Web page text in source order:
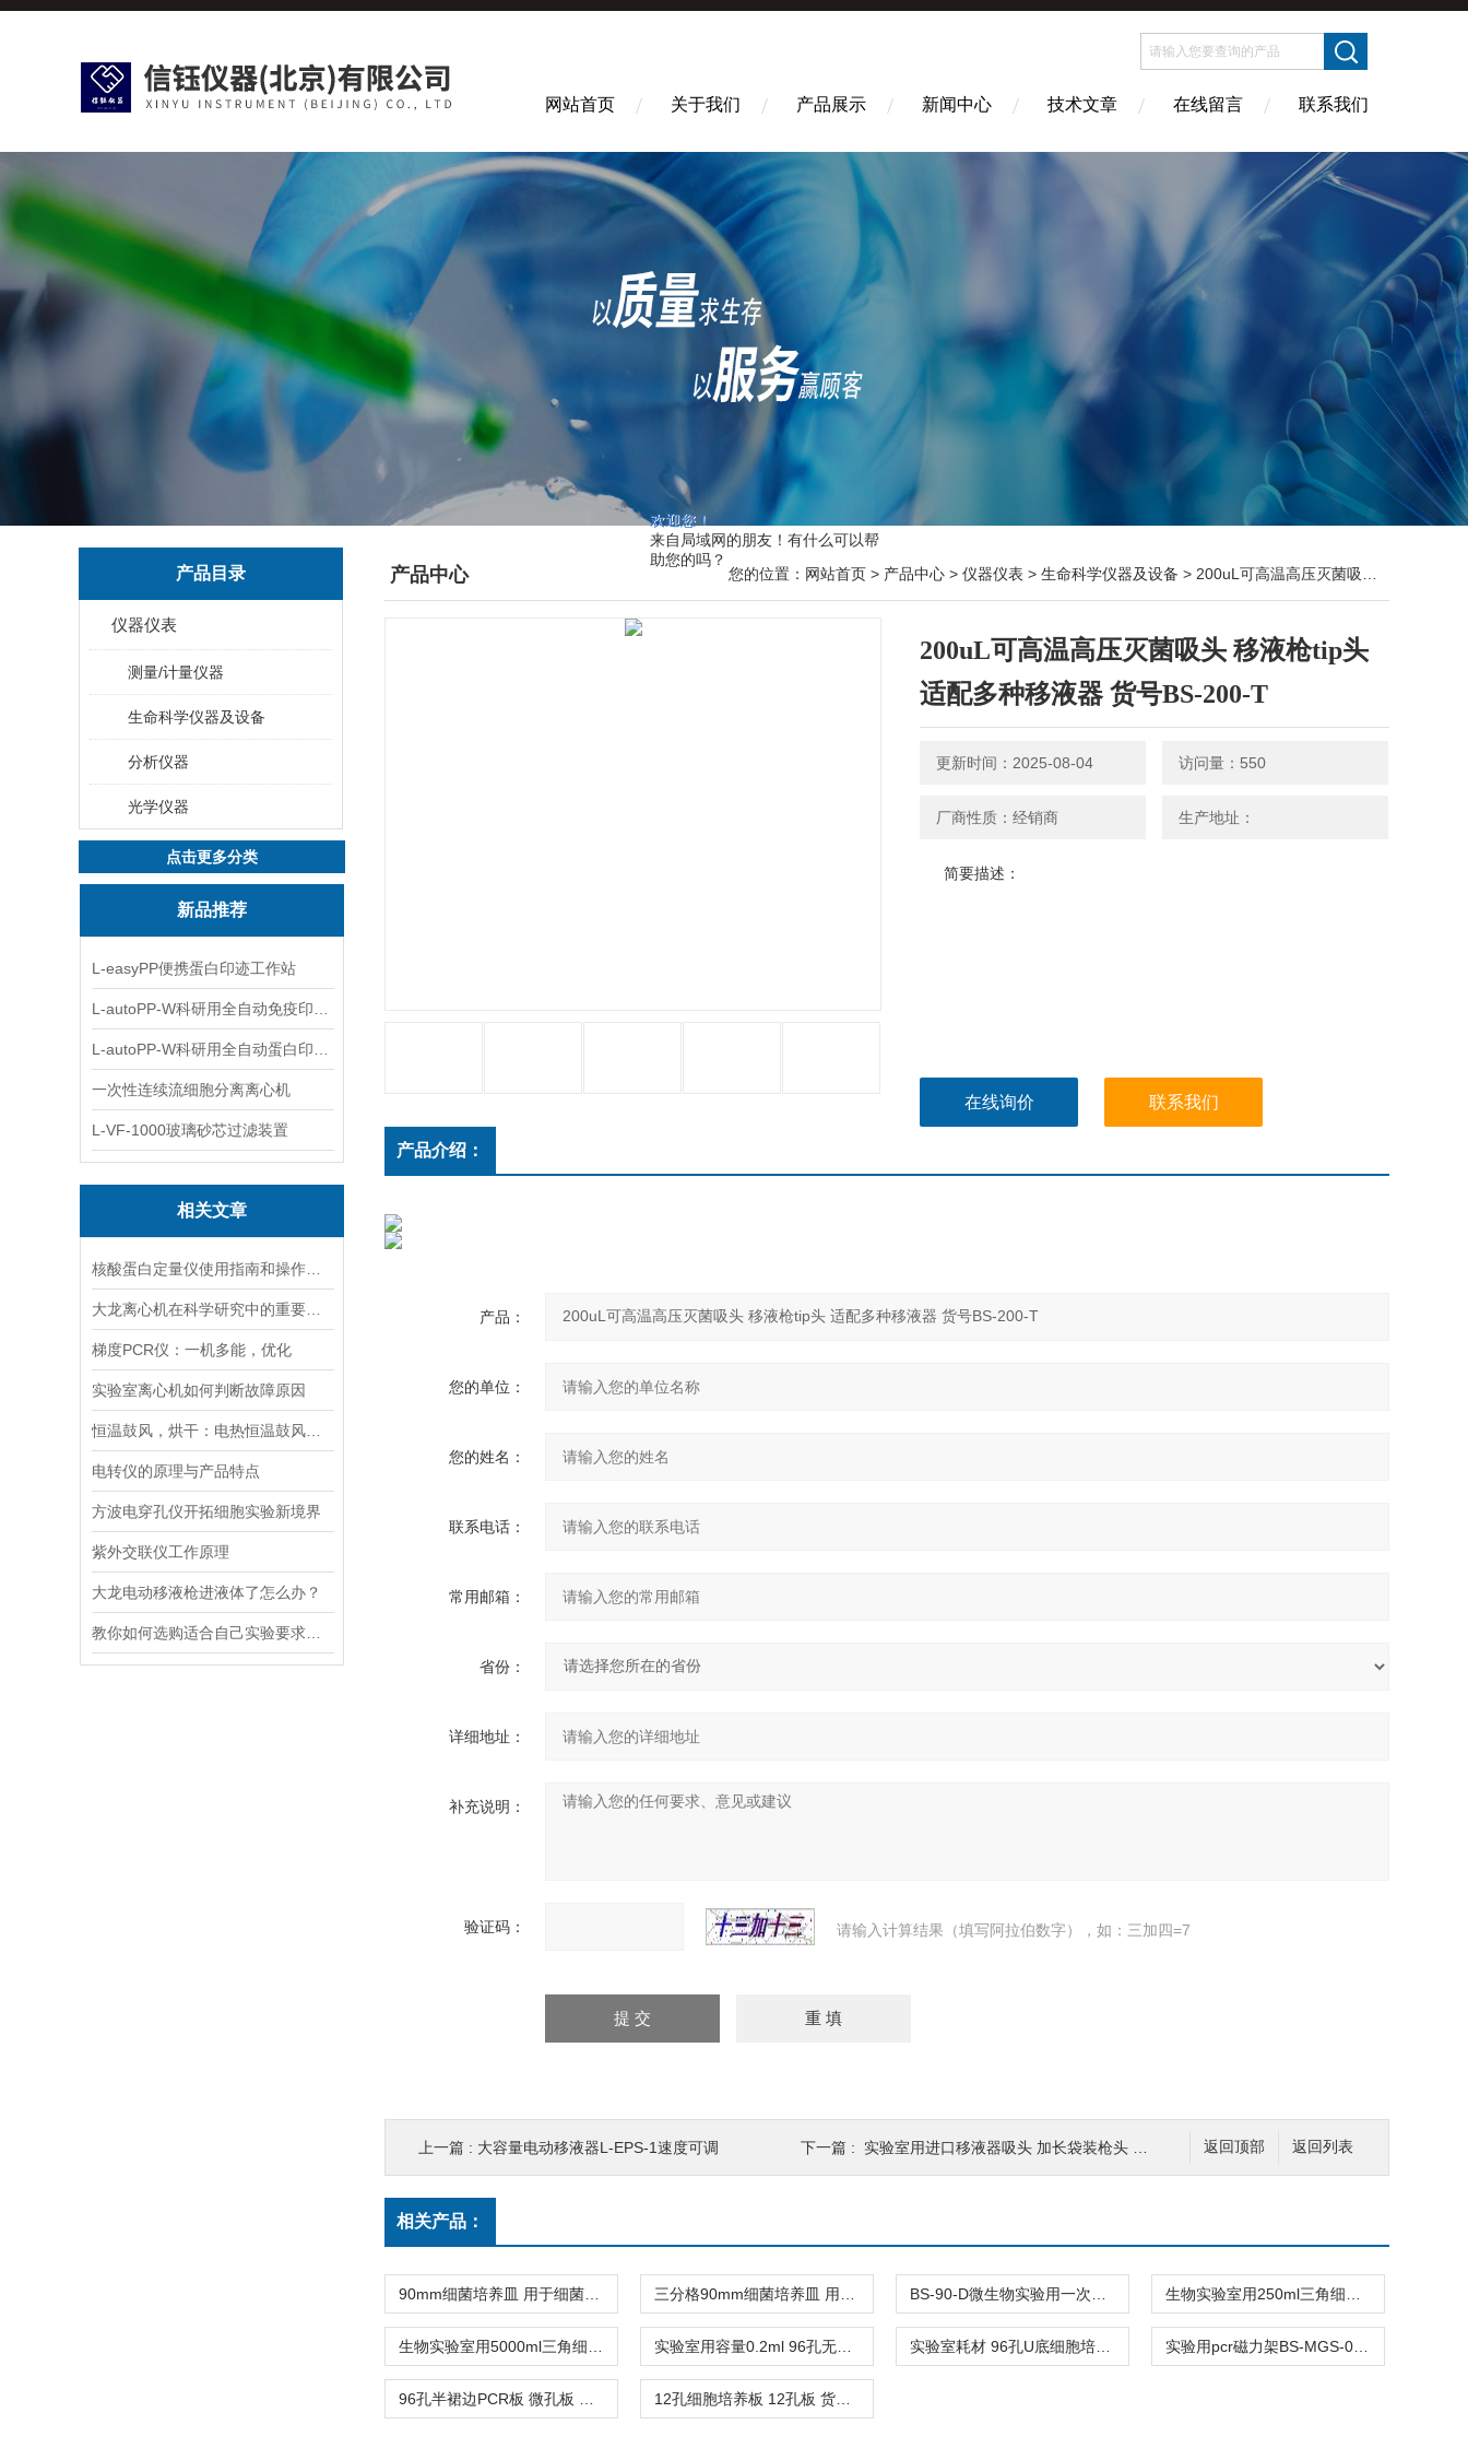
欢迎您！
来自局域网的朋友！有什么可以帮
助您的吗？
网站首页 关于我们 产品展示 新闻中心 技术文章 在线留言 联系我们
产品目录
仪器仪表
测量/计量仪器
生命科学仪器及设备
分析仪器
光学仪器
点击更多分类
新品推荐
L-easyPP便携蛋白印迹工作站
一次性连续流细胞分离离心机
L-VF-1000玻璃砂芯过滤装置
相关文章
梯度PCR仪：一机多能，优化
实验室离心机如何判断故障原因
电转仪的原理与产品特点
方波电穿孔仪开拓细胞实验新境界
紫外交联仪工作原理
大龙电动移液枪进液体了怎么办？
产品中心 您的位置： 网站首页 > 产品中心 > 仪器仪表 > 生命科学仪器及设备 > 200uL可高温高压灭菌吸头 移液枪tip头 适配多种移液器 货号BS-200-T
200uL可高温高压灭菌吸头 移液枪tip头
适配多种移液器 货号BS-200-T
更新时间：2025-08-04 访问量：550
厂商性质：经销商 生产地址：
简要描述：
在线询价 联系我们
产品介绍：
产品：
您的单位：
您的姓名：
联系电话：
常用邮箱：
省份：
详细地址：
补充说明：
验证码： 请输入计算结果（填写阿拉伯数字），如：三加四=7
返回列表
返回顶部
上一篇 : 大容量电动移液器L-EPS-1速度可调 下一篇 : 实验室用进口移液器吸头 加长袋装枪头 货号T-001-1250
相关产品：